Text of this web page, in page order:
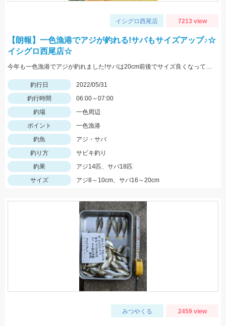
イシグロ西尾店 7213 view
【朗報】一色漁港でアジが釣れる!サバもサイズアップ♪☆
イシグロ西尾店☆
今年も一色漁港でアジが釣れました!サバは20cm前後でサイズ良くなっています!
釣行日
2022/05/31
釣行時間
06:00～07:00
釣場
一色周辺
ポイント
一色漁港
釣魚
アジ・サバ
釣り方
サビキ釣り
釣果
アジ14匹、サバ18匹
サイズ
アジ8～10cm、サバ16～20cm
みつやくる 2459 view